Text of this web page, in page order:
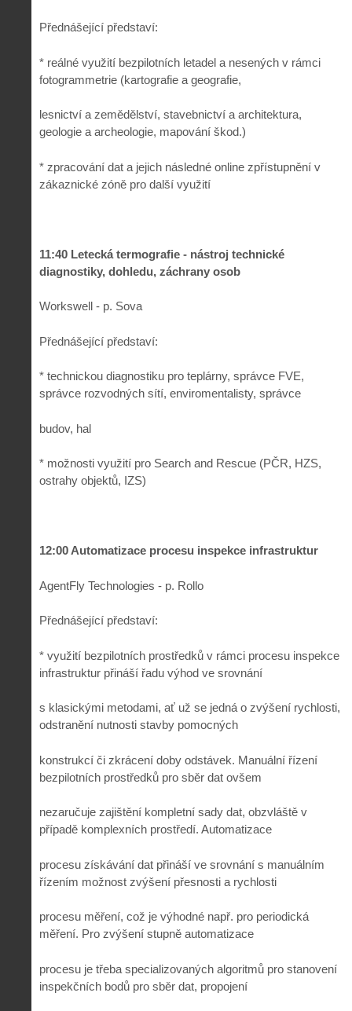
Přednášející představí:
* reálné využití bezpilotních letadel a nesených v rámci
fotogrammetrie (kartografie a geografie,
lesnictví a zemědělství, stavebnictví a architektura,
geologie a archeologie, mapování škod.)
* zpracování dat a jejich následné online zpřístupnění v
zákaznické zóně pro další využití
11:40 Letecká termografie - nástroj technické
diagnostiky, dohledu, záchrany osob
Workswell - p. Sova
Přednášející představí:
* technickou diagnostiku pro teplárny, správce FVE,
správce rozvodných sítí, enviromentalisty, správce
budov, hal
* možnosti využití pro Search and Rescue (PČR, HZS,
ostrahy objektů, IZS)
12:00 Automatizace procesu inspekce infrastruktur
AgentFly Technologies - p. Rollo
Přednášející představí:
* využití bezpilotních prostředků v rámci procesu inspekce
infrastruktur přináší řadu výhod ve srovnání
s klasickými metodami, ať už se jedná o zvýšení rychlosti,
odstranění nutnosti stavby pomocných
konstrukcí či zkrácení doby odstávek. Manuální řízení
bezpilotních prostředků pro sběr dat ovšem
nezaručuje zajištění kompletní sady dat, obzvláště v
případě komplexních prostředí. Automatizace
procesu získávání dat přináší ve srovnání s manuálním
řízením možnost zvýšení přesnosti a rychlosti
procesu měření, což je výhodné např. pro periodická
měření. Pro zvýšení stupně automatizace
procesu je třeba specializovaných algoritmů pro stanovení
inspekčních bodů pro sběr dat, propojení